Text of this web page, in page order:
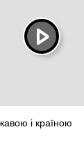
і країною